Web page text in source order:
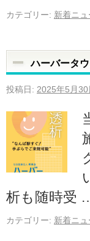
カテゴリー: 新着ニュ
ハーバータ
投稿日: 2025年5月30
析も随時受
カテゴリー: 新着ニュ